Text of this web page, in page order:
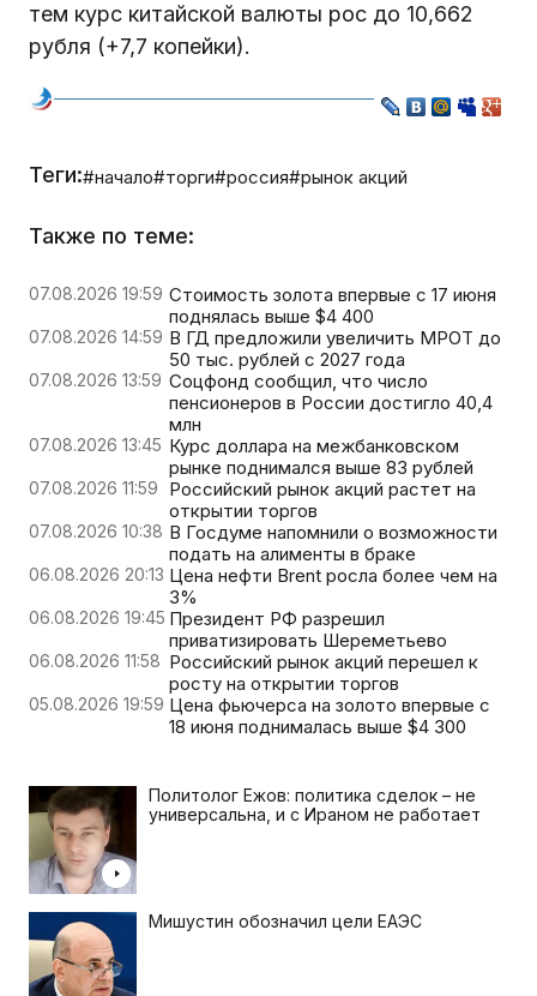
тем курс китайской валюты рос до 10,662
рубля (+7,7 копейки).
Теги:#начало#торги#россия#рынок акций
Также по теме:
07.08.2026 19:59 Стоимость золота впервые с 17 июня
поднялась выше $4 400
07.08.2026 14:59 В ГД предложили увеличить МРОТ до
50 тыс. рублей с 2027 года
07.08.2026 13:59 Соцфонд сообщил, что число
пенсионеров в России достигло 40,4
млн
07.08.2026 13:45 Курс доллара на межбанковском
рынке поднимался выше 83 рублей
07.08.2026 11:59
Российский рынок акций растет на
открытии торгов
07.08.2026 10:38 В Госдуме напомнили о возможности
подать на алименты в браке
06.08.2026 20:13 Цена нефти Brent росла более чем на
3%
06.08.2026 19:45 Президент РФ разрешил
приватизировать Шереметьево
06.08.2026 11:58 Российский рынок акций перешел к
росту на открытии торгов
05.08.2026 19:59 Цена фьючерса на золото впервые с
18 июня поднималась выше $4 300
Политолог Ежов: политика сделок – не
универсальна, и с Ираном не работает
Мишустин обозначил цели ЕАЭС